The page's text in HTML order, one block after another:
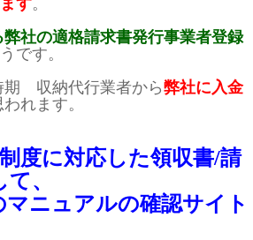
す。
弊社の適格請求書発行事業者登録
うです。
収納代行業者から弊社に入金
われます。
度に対応した領収書/請
て、
ニュアルの確認サイト